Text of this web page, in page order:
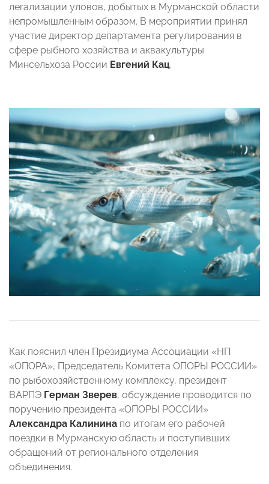
легализации уловов, добытых в Мурманской области
непромышленным образом. В мероприятии принял
участие директор департамента регулирования в
сфере рыбного хозяйства и аквакультуры
Минсельхоза России Евгений Кац.
Как пояснил член Президиума Ассоциации «НП
«ОПОРА», Председатель Комитета ОПОРЫ РОССИИ»
по рыбохозяйственному комплексу, президент
ВАРПЭ Герман Зверев, обсуждение проводится по
поручению президента «ОПОРЫ РОССИИ»
Александра Калинина по итогам его рабочей
поездки в Мурманскую область и поступивших
обращений от регионального отделения
объединения.